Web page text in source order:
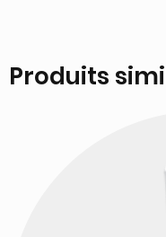
Produits